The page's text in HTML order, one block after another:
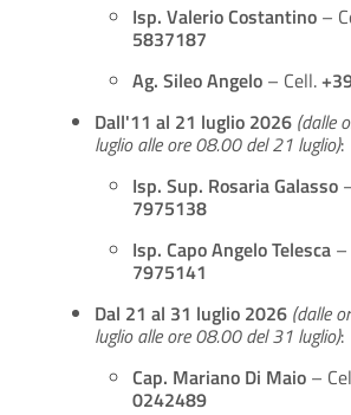
Isp. Valerio Costantino –
5837187
Ag. Sileo Angelo – Cell.
Dall'11 al 21 luglio 2026 (dalle
luglio alle ore 08.00 del 21 luglio):
Isp. Sup. Rosaria Galasso
7975138
Isp. Capo Angelo Telesca
7975141
Dal 21 al 31 luglio 2026 (dalle
luglio alle ore 08.00 del 31 luglio):
Cap. Mariano Di Maio –
0242489